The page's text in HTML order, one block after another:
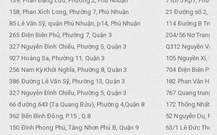
158, Phan Xích Long, Phường 7, Phú Nhuận
21 Đường số 2,
85 Lê Văn Sỹ, quận Phú Nhuận, p14, Phú Nhuận
114 Đường B
265 Điện Biên Phủ, Phường 7, Quận 3
204/56 Nơ Trang
327 Nguyễn Đình Chiểu, Phường 5, Quận 3
Q312 Nguyền
927 Hoàng Sa, Phường 11, Quận 3
105 Nguyền Xí,
256 Nam Kỳ Khởi Nghĩa, Phường 8, Quận 3
704 Điện Biên
386 Đường Lê Văn Sỹ, Phường 13, Quận 3
182 Phan Văn
327 Nguyễn Đình Chiểu, Phường 5, Quận 3
767 Quang trung,
66 đường 643 (Tạ Quang Bửu), Phường 4,Quận 8
172 Thống Nhất.
362 Bến Bình Đông, P.15 , Q.8
52 Nguyễn Du,
150 Đình Phong Phú, Tăng Nhơn Phú B, Quận 9
63/1 Lê Đức Thọ,